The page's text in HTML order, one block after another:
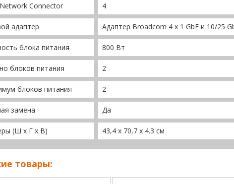
Connector 4
адаптер Адаптер Broadcom 4 x 1 GbE и 10/25
блока питания 800 Вт
блоков питания 2
блоков питания 2
замена Да
(Ш x Г x В) 43,4 x 70,7 x 4.3 см
товары: